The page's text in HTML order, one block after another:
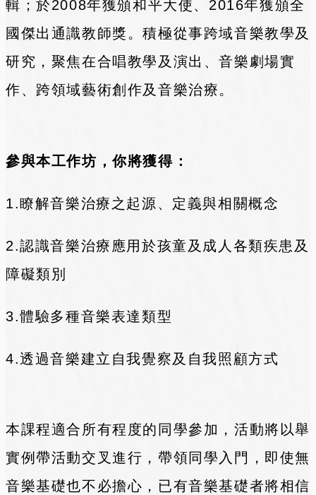
輯；於2008年獲頒和平大使、2016年獲頒全
國傑出通識教師獎。積極從事跨域音樂教學及
研究，聚焦在合唱教學及演出、音樂劇場實
作、跨領域藝術創作及音樂治療。
參與本工作坊，你將獲得：
1.瞭解音樂治療之起源、定義與相關概念
2.認識音樂治療應用於孩童及成人各類疾患及
障礙類別
3.體驗多種音樂表達類型
4.透過音樂建立自我覺察及自我照顧方式
本課程適合所有程度的同學參加，活動將以舉
實例帶活動交叉進行，帶領同學入門，即使無
音樂基礎也不必擔心，已有音樂基礎者將相信